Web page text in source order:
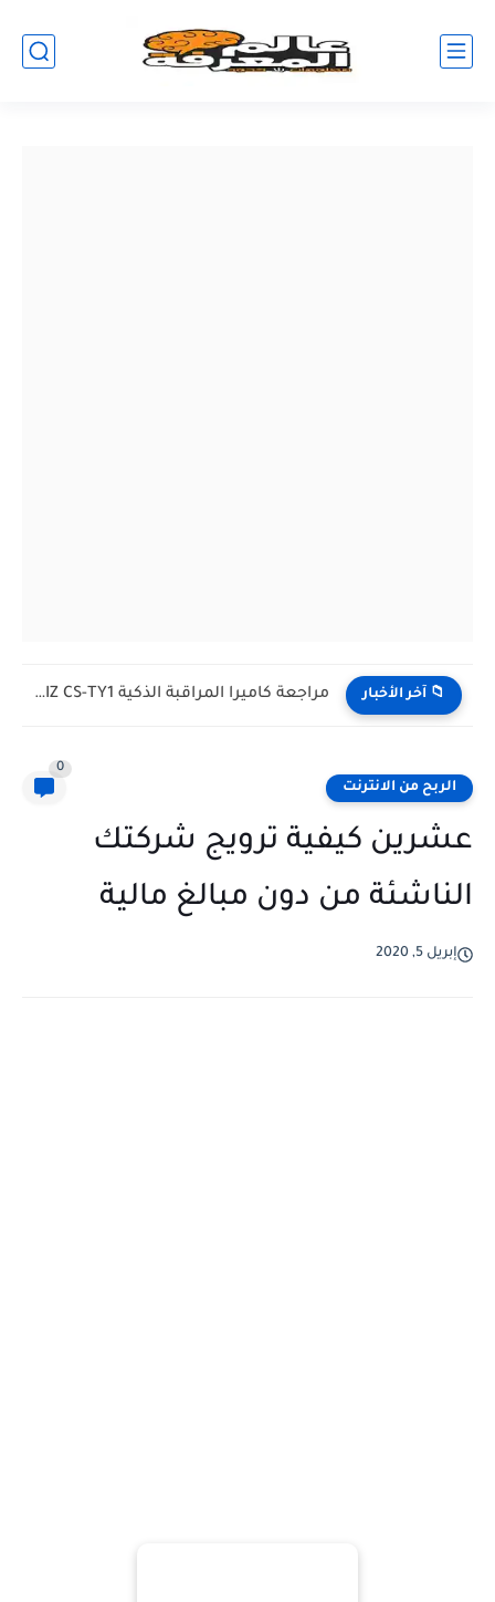
📁 آخر الأخبار مراجعة كاميرا المراقبة الذكية EZVIZ CS-TY1: حماية منزلك ومراقبة طفلك...
الربح من الانترنت
0
عشرين كيفية ترويج شركتك
الناشئة من دون مبالغ مالية
إبريل 5, 2020